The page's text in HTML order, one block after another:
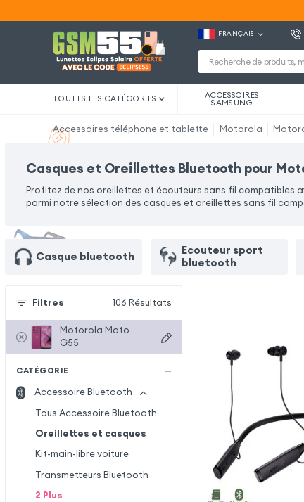
FRANÇAIS
TOUTES LES CATÉGORIES ACCESSOIRES
SAMSUNG
Accessoires téléphone et tablette Motorola
Casques et Oreillettes Bluetooth pour
Profitez de nos oreillettes et écouteurs sans fil compatibles
parmi notre sélection des casques et oreillettes sans fil
Casque bluetooth
Ecouteur sport
bluetooth
Filtres 106 Résultats
Motorola Moto
G55
CATÉGORIE
Accessoire Bluetooth
Tous Accessoire Bluetooth
Oreillettes et casques
Kit-main-libre voiture
Transmetteurs Bluetooth
2 Plus